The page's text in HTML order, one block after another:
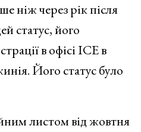
ніж через рік після
статус, його
в офісі ICE в
Його статус було
листом від жовтня